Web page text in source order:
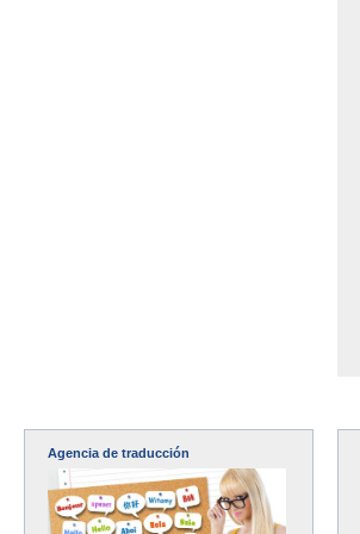
Agencia de traducción